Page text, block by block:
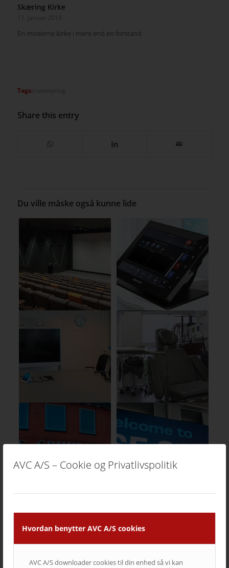
AVC A/S – Cookie og Privatlivspolitik
Hvordan benytter AVC A/S cookies
AVC A/S downloader cookies til din enhed så vi kan
Skæring Kirke
En moderne kirke i mere end en forstand
Tags:
Share this entry
Du ville måske også kunne lide